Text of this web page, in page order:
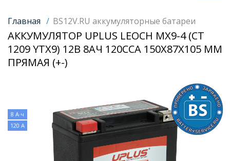
Главная / BS12V.RU аккумуляторные батареи
АККУМУЛЯТОР UPLUS LEOCH MX9-4 (СТ
1209 YTX9) 12В 8АЧ 120CCA 150X87X105 ММ
ПРЯМАЯ (+-)
8 А·ч
120 А